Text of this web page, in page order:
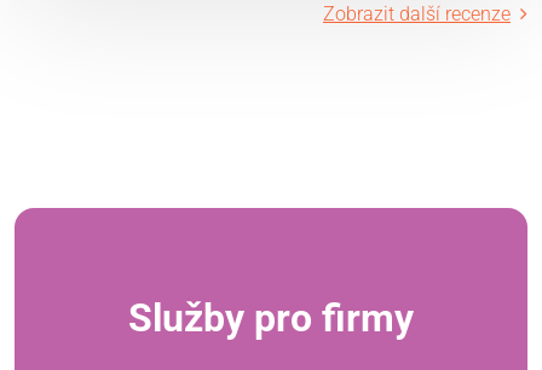
Zobrazit další recenze
Služby pro firmy